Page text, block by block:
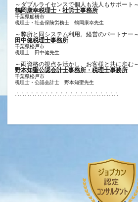
～ダブルライセンスで個人も法人もサポート～
鶴岡康幸税理士・社労士事務所
千葉県船橋市
税理士・社会保険労務士 鶴岡康幸先生
～弊所と同システム利用。経営のパートナー～
田中健税理士事務所
千葉県松戸市
税理士 田中健先生
～両資格の視点を活かし、お客様と共に歩む～
野本知聖公認会計士事務所・税理士事務所
千葉県松戸市
税理士・公認会計士 野本知聖先生
∴∴∴∴∴∴∴∴∴∴∴∴∴∴∴∴∴∴∴∴∴